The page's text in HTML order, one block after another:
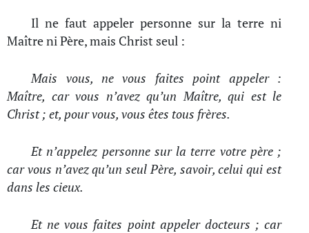
Il ne faut appeler personne sur la terre ni
Maître ni Père, mais Christ seul :
Mais vous, ne vous faites point appeler :
Maître, car vous n’avez qu’un Maître, qui est le
Christ ; et, pour vous, vous êtes tous frères.
Et n’appelez personne sur la terre votre père ;
car vous n’avez qu’un seul Père, savoir, celui qui est
dans les cieux.
Et ne vous faites point appeler docteurs ; car